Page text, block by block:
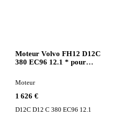
Moteur Volvo FH12 D12C
380 EC96 12.1 * pour
1 626 €
Moteur
D12C D12 C 380 EC96 12.1